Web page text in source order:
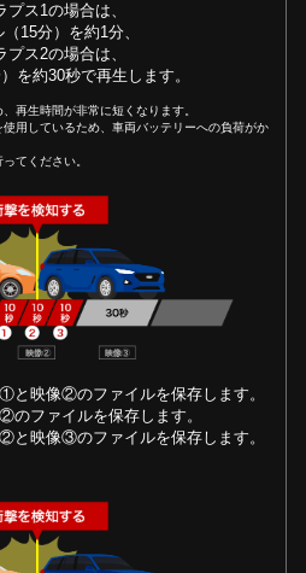
プス1の場合は、
15分）を約1分、
プス2の場合は、
を約30秒で再生します。
再生時間が非常に短くなります。
用しているため、車両バッテリーへの負荷がか
てください。
と映像②のファイルを保存します。
ファイルを保存します。
と映像③のファイルを保存します。